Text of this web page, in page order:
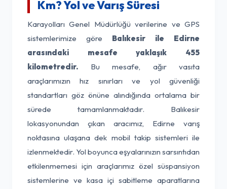
Km? Yol ve Varış Süresi
Karayolları Genel Müdürlüğü verilerine ve GPS
sistemlerimize göre Balıkesir ile Edirne
arasındaki mesafe yaklaşık 455
kilometredir. Bu mesafe, ağır vasıta
araçlarımızın hız sınırları ve yol güvenliği
standartları göz önüne alındığında ortalama bir
sürede tamamlanmaktadır. Balıkesir
lokasyonundan çıkan aracımız, Edirne varış
noktasına ulaşana dek mobil takip sistemleri ile
izlenmektedir. Yol boyunca eşyalarınızın sarsıntıdan
etkilenmemesi için araçlarımız özel süspansiyon
sistemlerine ve kasa içi sabitleme aparatlarına